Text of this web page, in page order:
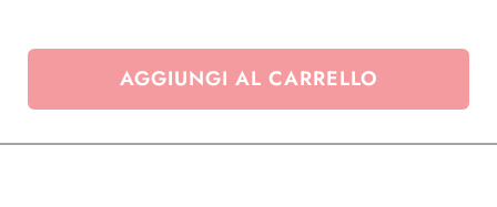
40mm
quantità
AGGIUNGI AL CARRELLO